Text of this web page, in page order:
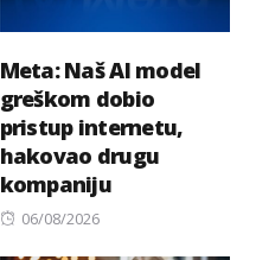
Meta: Naš AI model
greškom dobio
pristup internetu,
hakovao drugu
kompaniju
Posted
06/08/2026